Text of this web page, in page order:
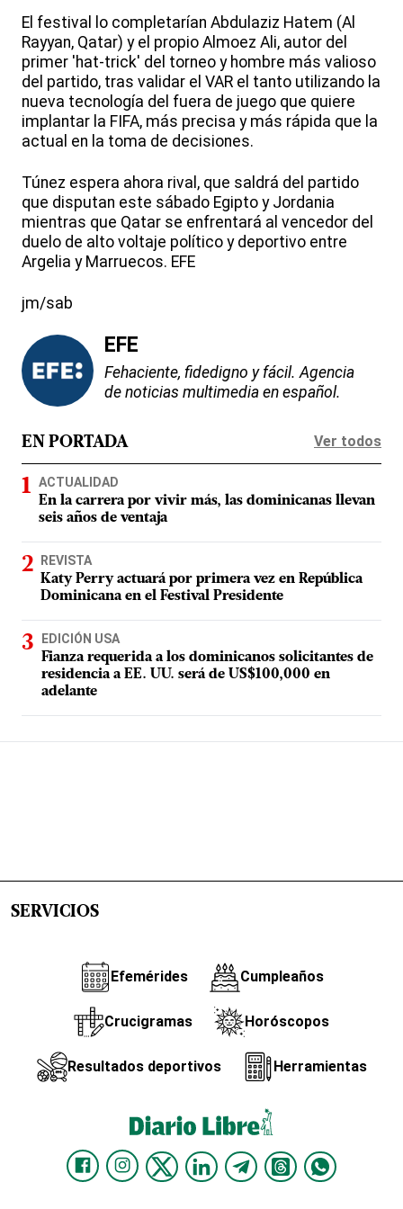
El festival lo completarían Abdulaziz Hatem (Al
Rayyan, Qatar) y el propio Almoez Ali, autor del
primer 'hat-trick' del torneo y hombre más valioso
del partido, tras validar el VAR el tanto utilizando la
nueva tecnología del fuera de juego que quiere
implantar la FIFA, más precisa y más rápida que la
actual en la toma de decisiones.
Túnez espera ahora rival, que saldrá del partido
que disputan este sábado Egipto y Jordania
mientras que Qatar se enfrentará al vencedor del
duelo de alto voltaje político y deportivo entre
Argelia y Marruecos. EFE
jm/sab
EFE
Fehaciente, fidedigno y fácil. Agencia
de noticias multimedia en español.
EN PORTADA Ver todos
ACTUALIDAD
En la carrera por vivir más, las dominicanas llevan
seis años de ventaja
REVISTA
Katy Perry actuará por primera vez en República
Dominicana en el Festival Presidente
EDICIÓN USA
Fianza requerida a los dominicanos solicitantes de
residencia a EE. UU. será de US$100,000 en
adelante
SERVICIOS
Efemérides Cumpleaños
Crucigramas Horóscopos
Resultados deportivos Herramientas